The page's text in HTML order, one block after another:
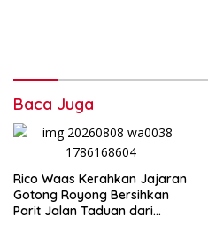
Baca Juga
Rico Waas Kerahkan Jajaran
Gotong Royong Bersihkan
Parit Jalan Taduan dari